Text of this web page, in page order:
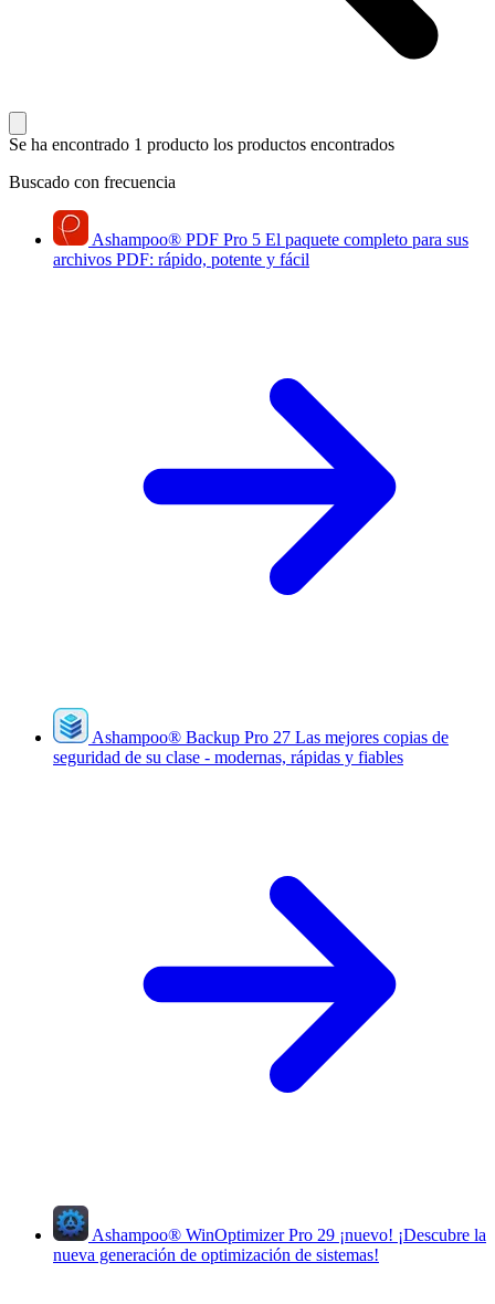
Se ha encontrado 1 producto los productos encontrados
Buscado con frecuencia
Ashampoo® PDF Pro 5 El paquete completo para sus
archivos PDF: rápido, potente y fácil
Ashampoo® Backup Pro 27 Las mejores copias de
seguridad de su clase - modernas, rápidas y fiables
Ashampoo® WinOptimizer Pro 29 ¡nuevo! ¡Descubre la
nueva generación de optimización de sistemas!